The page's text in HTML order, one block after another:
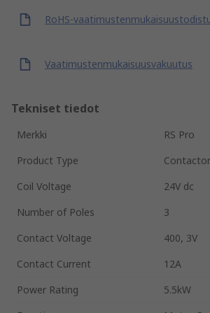
RoHS-
Vaatimustenmukaisuusvakuutus
Tekniset tiedot
Merkki
RS Pro
Product Type
Contactor
Coil Voltage
24V dc
Number of Poles
3
Contact Voltage
400, 3V
Contact Current
12A
Power Rating
5.5kW